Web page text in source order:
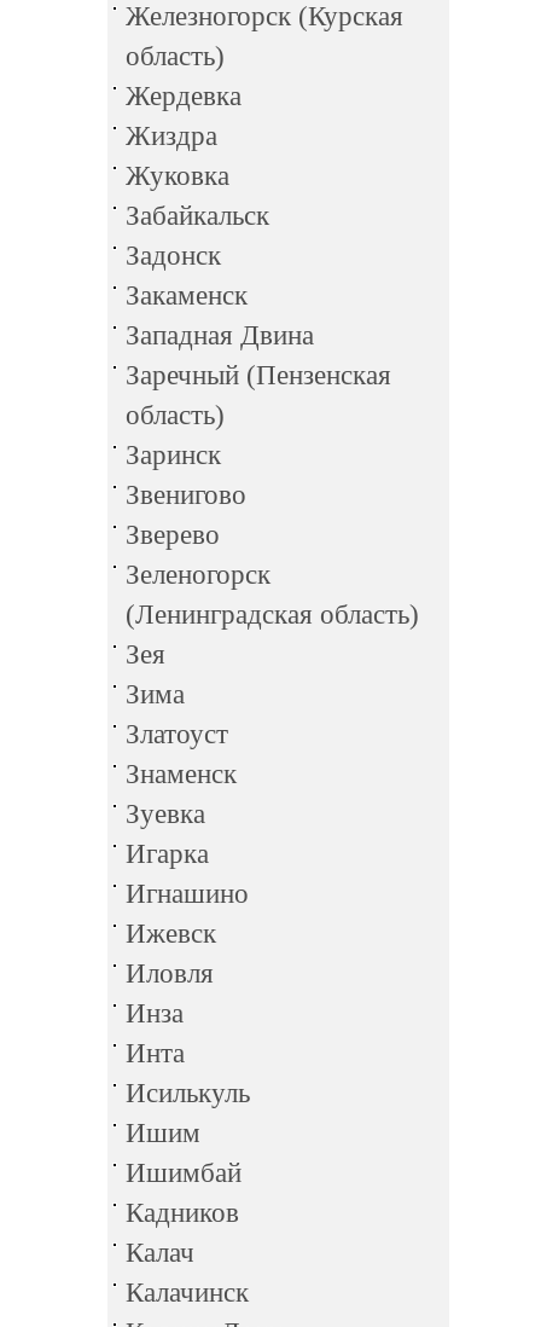
Железногорск (Курская
область)
Жердевка
Жиздра
Жуковка
Забайкальск
Задонск
Закаменск
Западная Двина
Заречный (Пензенская
область)
Заринск
Звенигово
Зверево
Зеленогорск
(Ленинградская область)
Зея
Зима
Златоуст
Знаменск
Зуевка
Игарка
Игнашино
Ижевск
Иловля
Инза
Инта
Исилькуль
Ишим
Ишимбай
Кадников
Калач
Калачинск